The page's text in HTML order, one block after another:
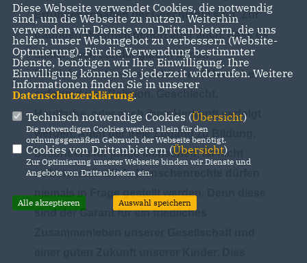
Errungenschaften der Geschichte sind. Zur
traurigen Wahrheit gehört aber auch, dass es
immer noch Länder gibt, in denen
Menschenrechte missachtet und Menschen
aufgrund von Religion, Geschlecht,
Hautfarbe, oder auch ihrer Herkunft verfolgt
werden. Auch der freie Zugang zu Bildung,
besonders für junge Menschen, ist nicht
selbstverständlich. Menschenrechte dürfen
niemals in Frage gestellt werden. Denn diese
sind der Garant für ein friedliches
Diese Webseite verwendet Cookies, die notwendig
sind, um die Webseite zu nutzen. Weiterhin
verwenden wir Dienste von Drittanbietern, die uns
helfen, unser Webangebot zu verbessern (Website-
Optmierung). Für die Verwendung bestimmter
Dienste, benötigen wir Ihre Einwilligung. Ihre
Einwilligung können Sie jederzeit widerrufen. Weitere
Informationen finden Sie in unserer
Datenschutzerklärung.
Technisch notwendige Cookies (Übersicht)
Die notwendigen Cookies werden allein für den
ordnungsgemäßen Gebrauch der Webseite benötigt.
Cookies von Drittanbietern (Übersicht)
Zur Optimierung unserer Webseite binden wir Dienste und
Angebote von Drittanbietern ein.
Alle akzeptieren Auswahl speichern